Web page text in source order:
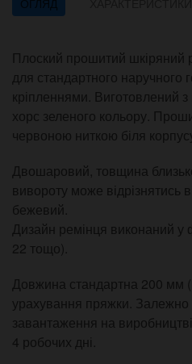
ОГЛЯД
Плоский прошитий шкіряний
для стандартного наручного
кріпленнями. Виготовлений з
хорс зеленого кольору.
червоною ниткою біля
Двошаровий, товщина
вивороту може відрізнятись
бежевий.
Дизайн ремінця виконаний у
22 тощо).
Довжина стандартна 200 мм
урахування пряжки. Залежно
завантаження на
4 робочих дні.